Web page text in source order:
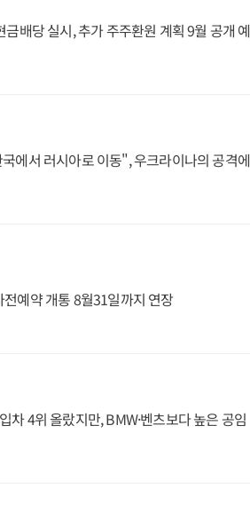
배당 실시, 추가 주주환원 계획 9월 공개 예
에서 러시아로 이동", 우크라이나의 공격에
예약 개통 8월31일까지 연장
차 4위 올랐지만, BMW·벤츠보다 높은 공임